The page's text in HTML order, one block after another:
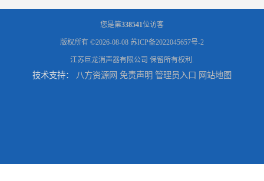
您是第338541位访客
版权所有 ©2026-08-08 苏ICP备2022045657号-2
江苏巨龙消声器有限公司 保留所有权利.
技术支持： 八方资源网 免责声明 管理员入口 网站地图